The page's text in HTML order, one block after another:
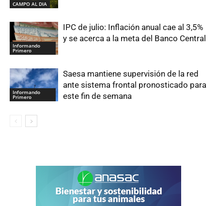
CAMPO AL DIA
Informando
Primero
IPC de julio: Inflación anual cae al 3,5%
y se acerca a la meta del Banco Central
Informando
Primero
Saesa mantiene supervisión de la red
ante sistema frontal pronosticado para
este fin de semana